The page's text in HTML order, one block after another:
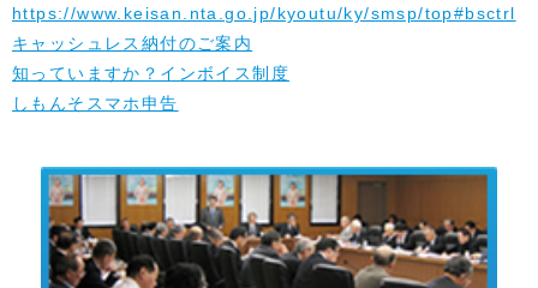
https://www.keisan.nta.go.jp/kyoutu/ky/smsp/top#bsctrl
キャッシュレス納付のご案内
知っていますか？インボイス制度
しもんそスマホ申告